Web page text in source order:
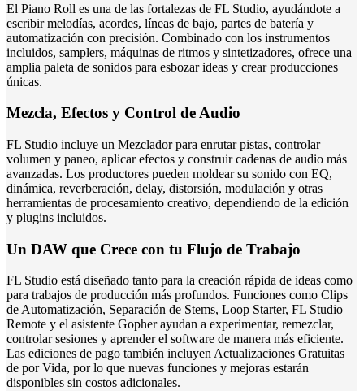
El Piano Roll es una de las fortalezas de FL Studio, ayudándote a
escribir melodías, acordes, líneas de bajo, partes de batería y
automatización con precisión. Combinado con los instrumentos
incluidos, samplers, máquinas de ritmos y sintetizadores, ofrece una
amplia paleta de sonidos para esbozar ideas y crear producciones
únicas.
Mezcla, Efectos y Control de Audio
FL Studio incluye un Mezclador para enrutar pistas, controlar
volumen y paneo, aplicar efectos y construir cadenas de audio más
avanzadas. Los productores pueden moldear su sonido con EQ,
dinámica, reverberación, delay, distorsión, modulación y otras
herramientas de procesamiento creativo, dependiendo de la edición
y plugins incluidos.
Un DAW que Crece con tu Flujo de Trabajo
FL Studio está diseñado tanto para la creación rápida de ideas como
para trabajos de producción más profundos. Funciones como Clips
de Automatización, Separación de Stems, Loop Starter, FL Studio
Remote y el asistente Gopher ayudan a experimentar, remezclar,
controlar sesiones y aprender el software de manera más eficiente.
Las ediciones de pago también incluyen Actualizaciones Gratuitas
de por Vida, por lo que nuevas funciones y mejoras estarán
disponibles sin costos adicionales.